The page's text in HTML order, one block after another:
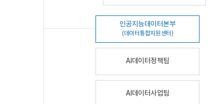
인공지능데이터본부
(데이터통합지원센터)
AI데이터정책팀
AI데이터사업팀